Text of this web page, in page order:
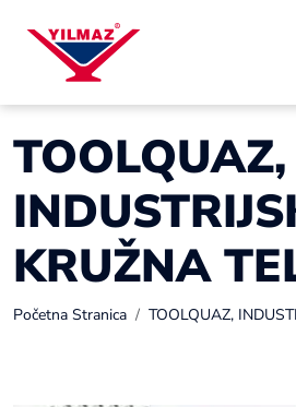
TOOLQUAZ,
KRUŽNA
Početna Stranica TOOLQUAZ,